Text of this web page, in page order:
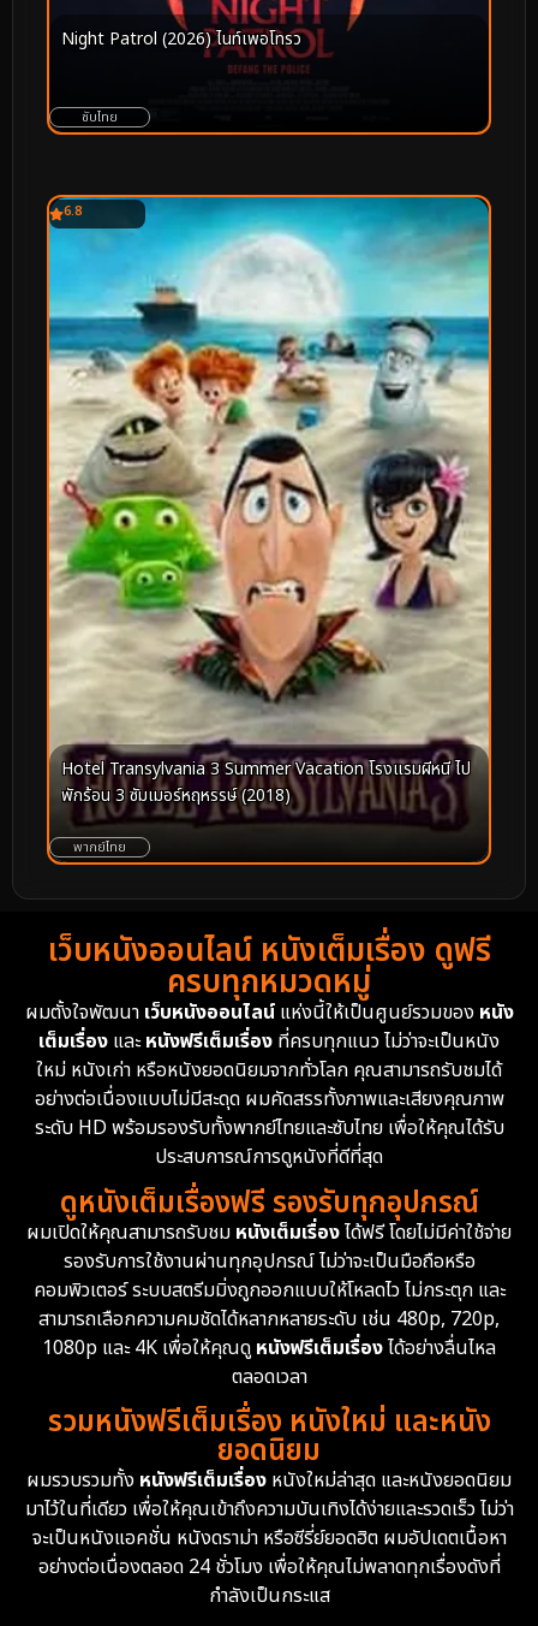
Night Patrol (2026) ไนท์เพอโทรว
ซับไทย
6.8
Hotel Transylvania 3 Summer Vacation โรงแรมผีหนี ไป
พักร้อน 3 ซัมเมอร์หฤหรรษ์ (2018)
พากย์ไทย
เว็บหนังออนไลน์ หนังเต็มเรื่อง ดูฟรี
ครบทุกหมวดหมู่
ผมตั้งใจพัฒนา เว็บหนังออนไลน์แห่งนี้ให้เป็นศูนย์รวมของ หนัง
เต็มเรื่อง และหนังฟรีเต็มเรื่อง ที่ครบทุกแนว ไม่ว่าจะเป็นหนัง
ใหม่ หนังเก่า หรือหนังยอดนิยมจากทั่วโลก คุณสามารถรับชมได้
อย่างต่อเนื่องแบบไม่มีสะดุด ผมคัดสรรทั้งภาพและเสียงคุณภาพ
ระดับ HD พร้อมรองรับทั้งพากย์ไทยและซับไทย เพื่อให้คุณได้รับ
ประสบการณ์การดูหนังที่ดีที่สุด
ดูหนังเต็มเรื่องฟรี รองรับทุกอุปกรณ์
ผมเปิดให้คุณสามารถรับชม หนังเต็มเรื่องได้ฟรี โดยไม่มีค่าใช้จ่าย
รองรับการใช้งานผ่านทุกอุปกรณ์ ไม่ว่าจะเป็นมือถือหรือ
คอมพิวเตอร์ ระบบสตรีมมิ่งถูกออกแบบให้โหลดไว ไม่กระตุก และ
สามารถเลือกความคมชัดได้หลากหลายระดับ เช่น 480p, 720p,
1080p และ 4K เพื่อให้คุณดู หนังฟรีเต็มเรื่องได้อย่างลื่นไหล
ตลอดเวลา
รวมหนังฟรีเต็มเรื่อง หนังใหม่ และหนัง
ยอดนิยม
ผมรวบรวมทั้ง หนังฟรีเต็มเรื่อง หนังใหม่ล่าสุด และหนังยอดนิยม
มาไว้ในที่เดียว เพื่อให้คุณเข้าถึงความบันเทิงได้ง่ายและรวดเร็ว ไม่ว่า
จะเป็นหนังแอคชั่น หนังดราม่า หรือซีรี่ย์ยอดฮิต ผมอัปเดตเนื้อหา
อย่างต่อเนื่องตลอด 24 ชั่วโมง เพื่อให้คุณไม่พลาดทุกเรื่องดังที่
กำลังเป็นกระแส